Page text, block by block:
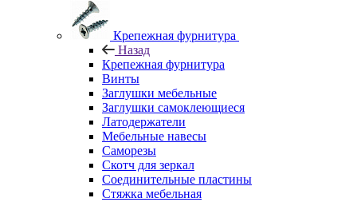
Крепежная фурнитура
Назад
Крепежная фурнитура
Винты
Заглушки мебельные
Заглушки самоклеющиеся
Латодержатели
Мебельные навесы
Саморезы
Скотч для зеркал
Соединительные пластины
Стяжка мебельная